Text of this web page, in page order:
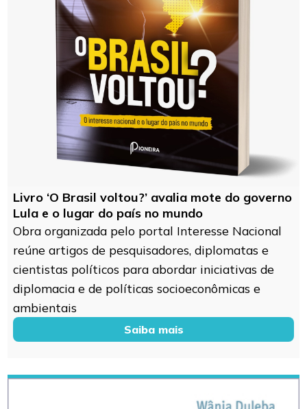
Livro ‘O Brasil voltou?’ avalia mote do governo
Lula e o lugar do país no mundo
Obra organizada pelo portal Interesse Nacional
reúne artigos de pesquisadores, diplomatas e
cientistas políticos para abordar iniciativas de
diplomacia e de políticas socioeconômicas e
ambientais
Saiba mais